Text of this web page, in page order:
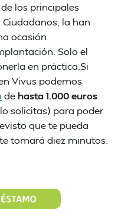
los principales
Ciudadanos, la han
ocasión
Solo el
en práctica.Si
Vivus podemos
de hasta 1.000 euros
solicitas) para poder
que te pueda
tomará diez minutos.